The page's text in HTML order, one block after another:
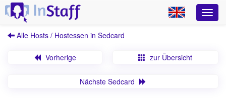
Alle Hosts / Hostessen in Sedcard
Vorherige zur Übersicht
Nächste Sedcard